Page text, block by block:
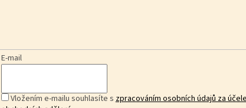
E-mail
Vložením e-mailu souhlasíte szpracováním osobních údajů za